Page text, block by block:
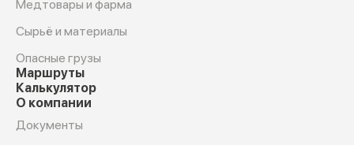
Медтовары и фарма
Сырьё и материалы
Опасные грузы
Маршруты
Калькулятор
О компании
Документы